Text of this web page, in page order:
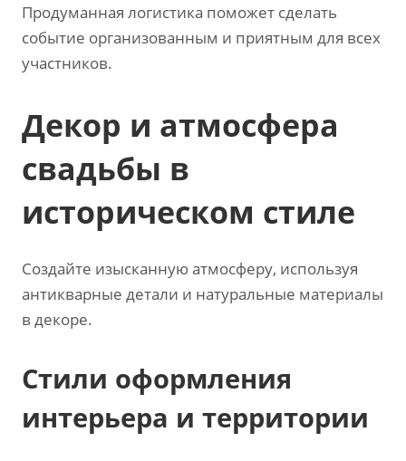
Продуманная логистика поможет сделать
событие организованным и приятным для всех
участников.
Декор и атмосфера
свадьбы в
историческом стиле
Создайте изысканную атмосферу‚ используя
антикварные детали и натуральные материалы
в декоре.
Стили оформления
интерьера и территории